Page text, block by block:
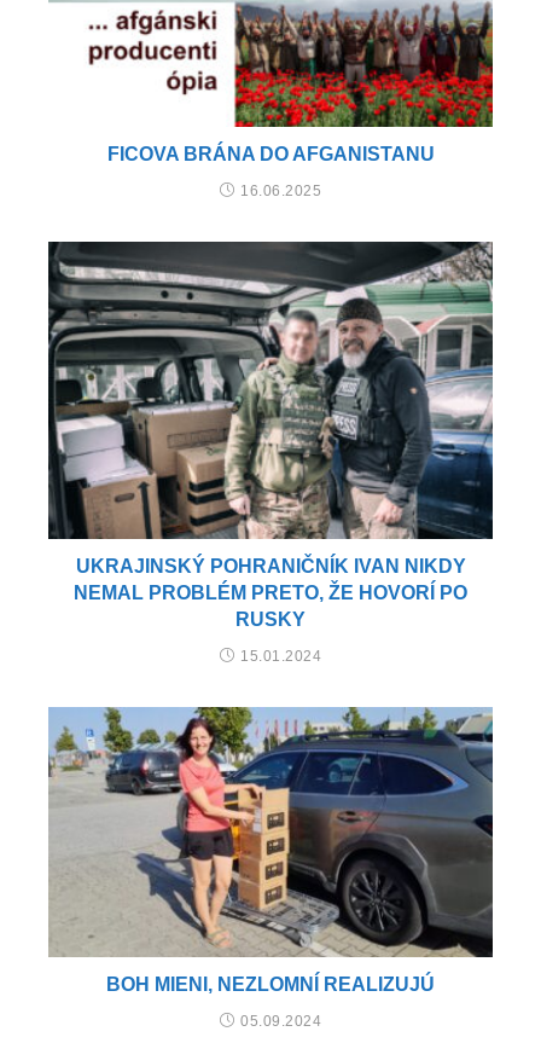
FICOVA BRÁNA DO AFGANISTANU
16.06.2025
UKRAJINSKÝ POHRANIČNÍK IVAN NIKDY
NEMAL PROBLÉM PRETO, ŽE HOVORÍ PO
RUSKY
15.01.2024
BOH MIENI, NEZLOMNÍ REALIZUJÚ
05.09.2024